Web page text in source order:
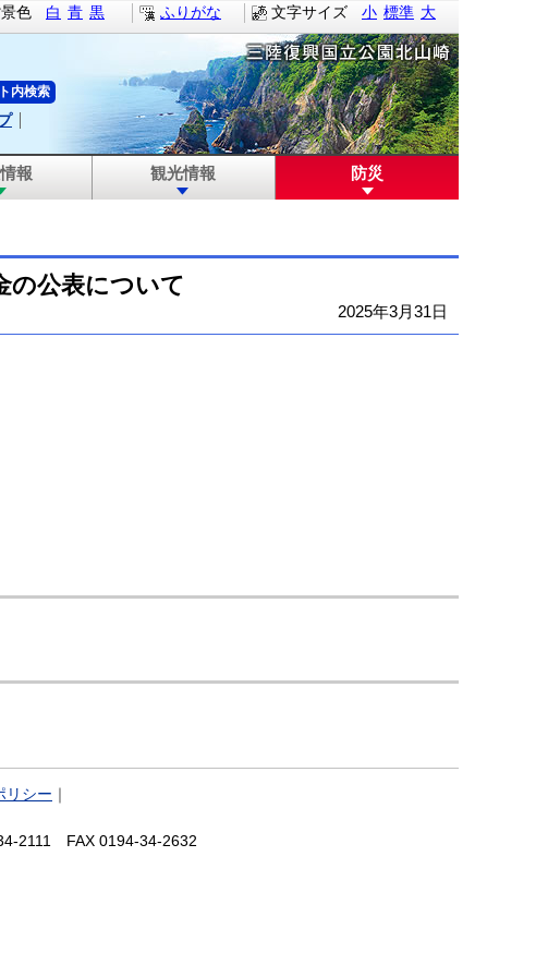
文字サイズ 小 標準 大
色 白 青 黒 ふりがな
報 観光情報 防災
の公表について
2025年3月31日
リシー
2111 FAX 0194-34-2632